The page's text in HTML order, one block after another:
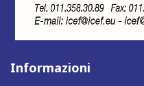
Informazioni